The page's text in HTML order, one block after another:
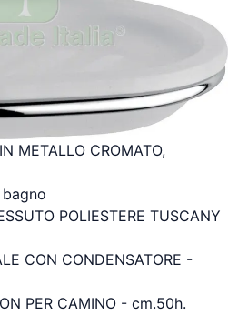
METALLO CROMATO,
POLIESTERE TUSCANY
CON CONDENSATORE -
PER CAMINO - cm.50h.